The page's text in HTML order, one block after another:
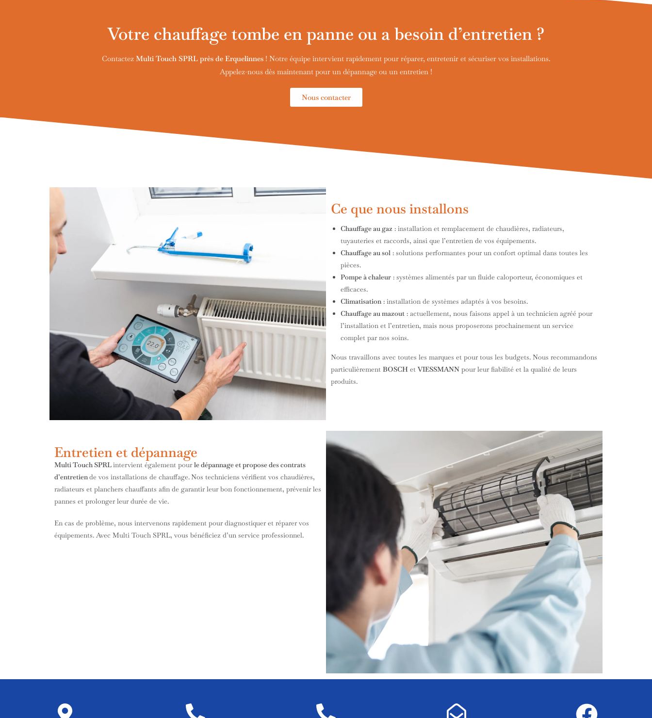
Votre chauffage tombe en panne ou a besoin d’entretien ?
Contactez Multi Touch SPRL près de Erquelinnes! Notre équipe intervient rapidement pour réparer, entretenir et sécuriser vos installations.
Appelez-nous dès maintenant pour un dépannage ou un entretien !
Nous contacter
Ce que nous installons
Chauffage au gaz : installation et remplacement de chaudières, radiateurs,
tuyauteries et raccords, ainsi que l’entretien de vos équipements.
Chauffage au sol : solutions performantes pour un confort optimal dans toutes les
pièces.
Pompe à chaleur : systèmes alimentés par un fluide caloporteur, économiques et
efficaces.
Climatisation : installation de systèmes adaptés à vos besoins.
Chauffage au mazout : actuellement, nous faisons appel à un technicien agréé pour
l’installation et l’entretien, mais nous proposerons prochainement un service
complet par nos soins.
Nous travaillons avec toutes les marques et pour tous les budgets. Nous recommandons
particulièrement BOSCH et VIESSMANN pour leur fiabilité et la qualité de leurs
produits.
Entretien et dépannage
Multi Touch SPRLintervient également pour le dépannage et propose des contrats
d’entretiende vos installations de chauffage.Nos techniciens vérifient vos chaudières,
radiateurs et planchers chauffants afin de garantir leur bon fonctionnement, prévenir les
pannes et prolonger leur durée de vie.
En cas de problème, nous intervenons rapidement pour diagnostiquer et réparer vos
équipements. Avec Multi Touch SPRL, vous bénéficiez d’un service professionnel.